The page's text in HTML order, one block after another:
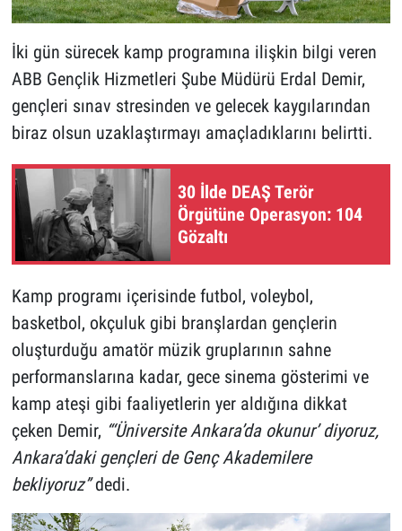
İki gün sürecek kamp programına ilişkin bilgi veren
ABB Gençlik Hizmetleri Şube Müdürü Erdal Demir,
gençleri sınav stresinden ve gelecek kaygılarından
biraz olsun uzaklaştırmayı amaçladıklarını belirtti.
30 İlde DEAŞ Terör
Örgütüne Operasyon: 104
Gözaltı
Kamp programı içerisinde futbol, voleybol,
basketbol, okçuluk gibi branşlardan gençlerin
oluşturduğu amatör müzik gruplarının sahne
performanslarına kadar, gece sinema gösterimi ve
kamp ateşi gibi faaliyetlerin yer aldığına dikkat
çeken Demir, “‘Üniversite Ankara’da okunur’ diyoruz,
Ankara’daki gençleri de Genç Akademilere
bekliyoruz”dedi.